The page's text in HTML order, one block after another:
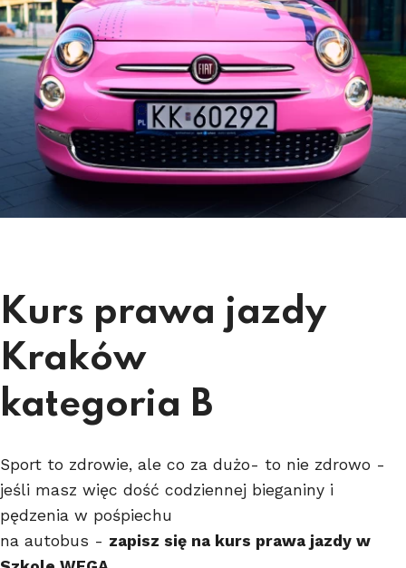
Kurs prawa jazdy
Kraków
kategoria B
Sport to zdrowie, ale co za dużo- to nie zdrowo -
jeśli masz więc dość codziennej bieganiny i
pędzenia w pośpiechu
na autobus - zapisz się na kurs prawa jazdy w